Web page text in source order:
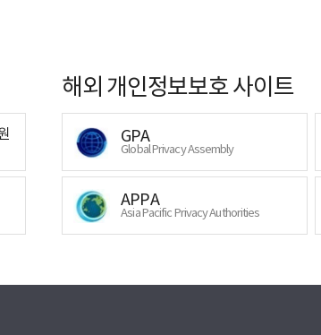
해외 개인정보보호 사이트
GPA
Global Privacy Assembly
APPA
Asia Pacific Privacy Authorities